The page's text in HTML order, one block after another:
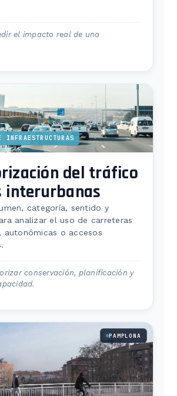
el impacto real de una
INFRAESTRUCTURAS
del tráfico
interurbanas
categoría, sentido y
analizar el uso de carreteras
autonómicas o accesos
conservación, planificación y
PAMPLONA